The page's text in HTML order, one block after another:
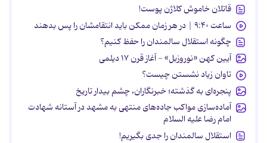
قاتلان خاموش کلاژن پوست!
ساعت ۹:۴۰ | در هر زمان ممکن باید انتقامشان را پس بدهند
چگونه استقلال سالمندان را حفظ کنیم؟
آیین کهن «نوروزبل» - آغاز قرن ۱۷ دیلمی
تاوان زیاد نشستن چیست؟
پنجره‌ای به گذشته؛ خبرنگاران، چشم بیدار تاریخ
آماده‌سازی مواکب جاده‌های منتهی به مشهد در آستانه شهادت
امام رضا علیه السلام
استقلال سالمندان را جدی بگیریم!